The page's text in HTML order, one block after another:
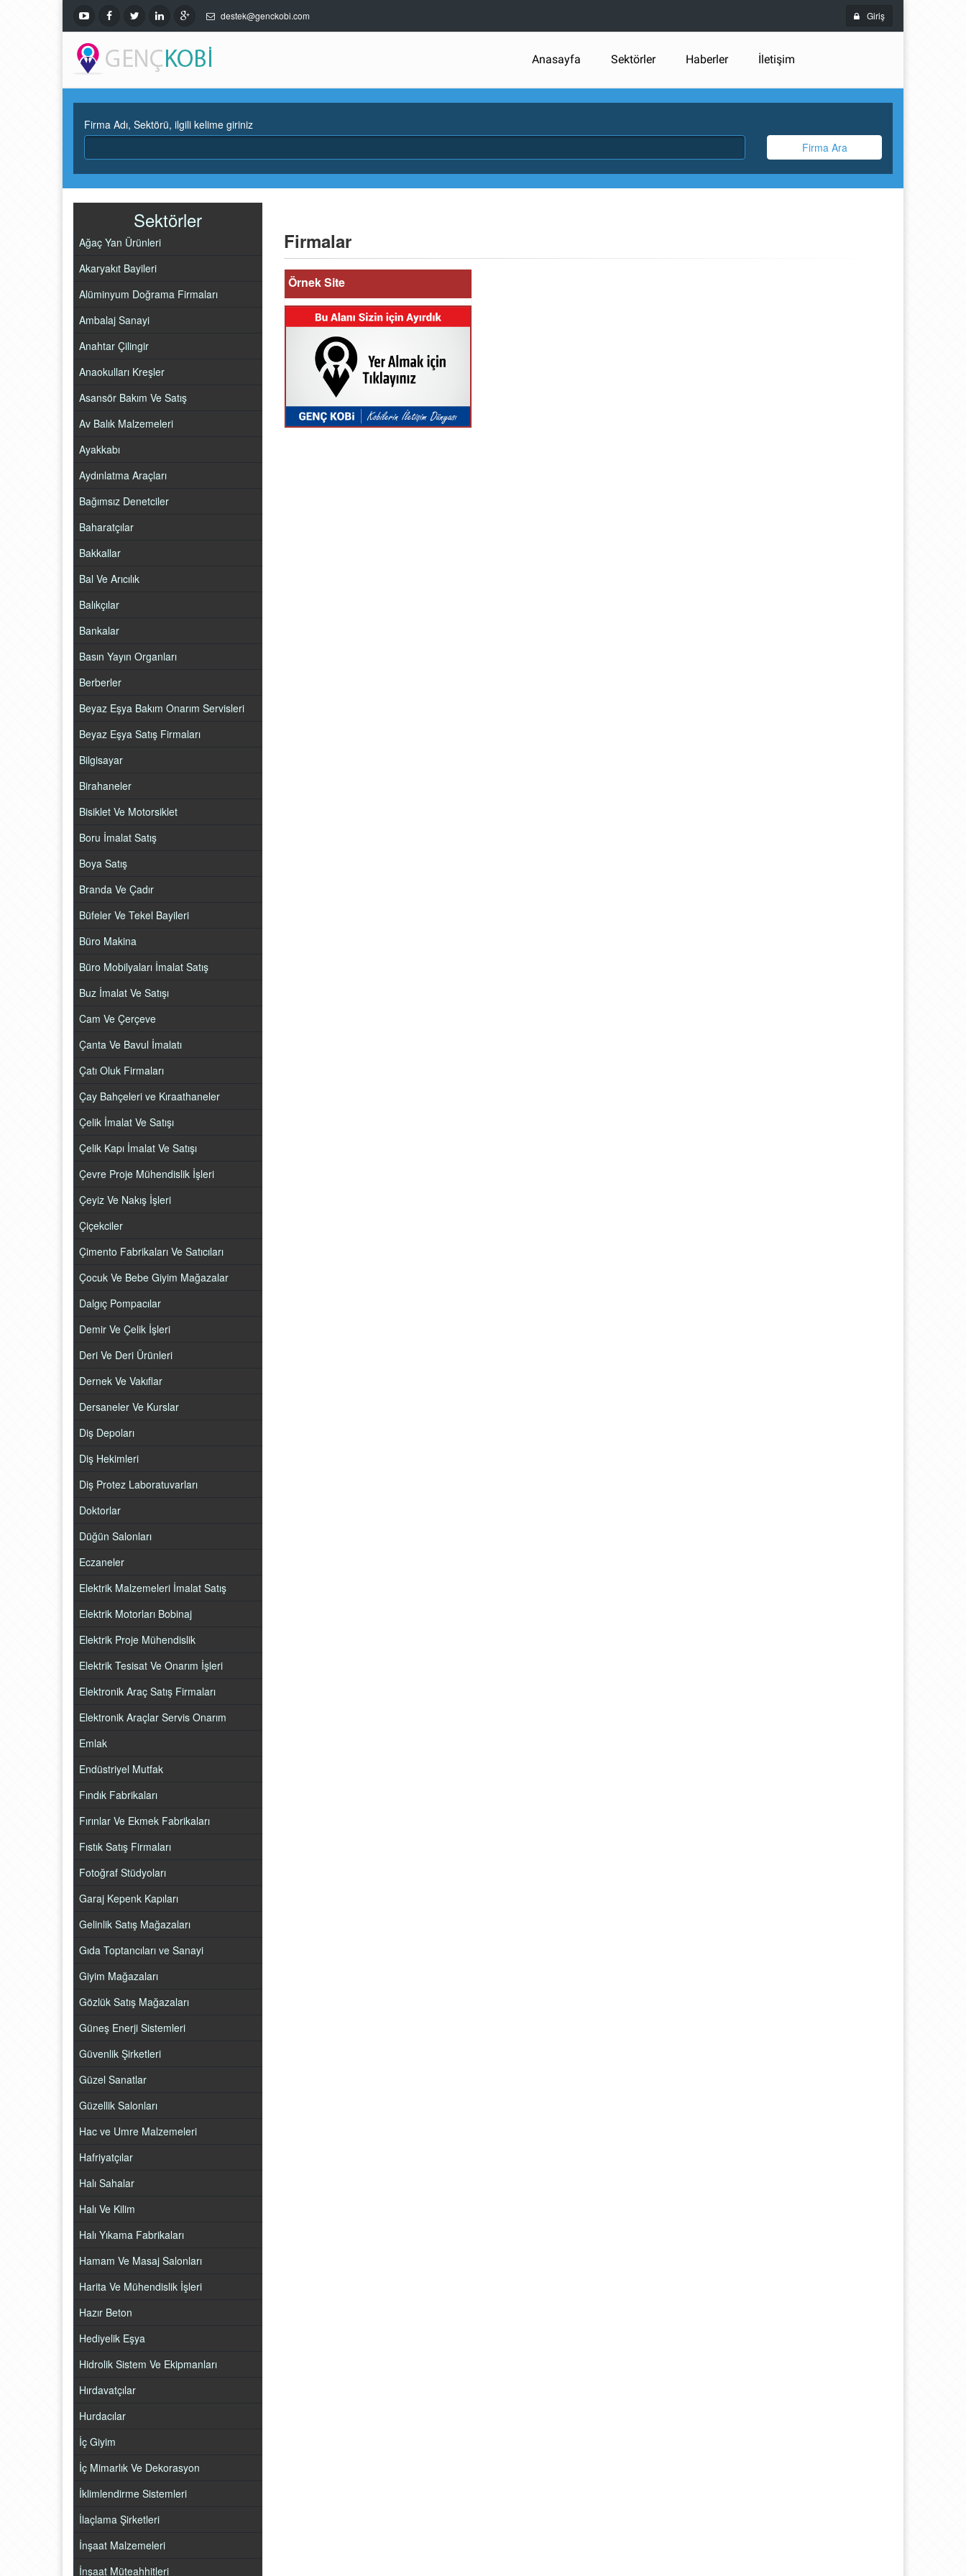
destek@genckobi.com Giriş
Anasayfa Sektörler Haberler İletişim
Firma Adı, Sektörü, ilgili kelime giriniz
Firma Ara
Sektörler
Ağaç Yan Ürünleri
Akaryakıt Bayileri
Alüminyum Doğrama Firmaları
Ambalaj Sanayi
Anahtar Çilingir
Anaokulları Kreşler
Asansör Bakım Ve Satış
Av Balık Malzemeleri
Ayakkabı
Aydınlatma Araçları
Bağımsız Denetciler
Baharatçılar
Bakkallar
Bal Ve Arıcılık
Balıkçılar
Bankalar
Basın Yayın Organları
Berberler
Beyaz Eşya Bakım Onarım Servisleri
Beyaz Eşya Satış Firmaları
Bilgisayar
Birahaneler
Bisiklet Ve Motorsiklet
Boru İmalat Satış
Boya Satış
Branda Ve Çadır
Büfeler Ve Tekel Bayileri
Büro Makina
Büro Mobilyaları İmalat Satış
Buz İmalat Ve Satışı
Cam Ve Çerçeve
Çanta Ve Bavul İmalatı
Çatı Oluk Firmaları
Çay Bahçeleri ve Kıraathaneler
Çelik İmalat Ve Satışı
Çelik Kapı İmalat Ve Satışı
Çevre Proje Mühendislik İşleri
Çeyiz Ve Nakış İşleri
Çiçekciler
Çimento Fabrikaları Ve Satıcıları
Çocuk Ve Bebe Giyim Mağazalar
Dalgıç Pompacılar
Demir Ve Çelik İşleri
Deri Ve Deri Ürünleri
Dernek Ve Vakıflar
Dersaneler Ve Kurslar
Diş Depoları
Diş Hekimleri
Diş Protez Laboratuvarları
Doktorlar
Düğün Salonları
Eczaneler
Elektrik Malzemeleri İmalat Satış
Elektrik Motorları Bobinaj
Elektrik Proje Mühendislik
Elektrik Tesisat Ve Onarım İşleri
Elektronik Araç Satış Firmaları
Elektronik Araçlar Servis Onarım
Emlak
Endüstriyel Mutfak
Fındık Fabrikaları
Fırınlar Ve Ekmek Fabrikaları
Fıstık Satış Firmaları
Fotoğraf Stüdyoları
Garaj Kepenk Kapıları
Gelinlik Satış Mağazaları
Gıda Toptancıları ve Sanayi
Giyim Mağazaları
Gözlük Satış Mağazaları
Güneş Enerji Sistemleri
Güvenlik Şirketleri
Güzel Sanatlar
Güzellik Salonları
Hac ve Umre Malzemeleri
Hafriyatçılar
Halı Sahalar
Halı Ve Kilim
Halı Yıkama Fabrikaları
Hamam Ve Masaj Salonları
Harita Ve Mühendislik İşleri
Hazır Beton
Hediyelik Eşya
Hidrolik Sistem Ve Ekipmanları
Hırdavatçılar
Hurdacılar
İç Giyim
İç Mimarlık Ve Dekorasyon
İklimlendirme Sistemleri
İlaçlama Şirketleri
İnşaat Malzemeleri
İnşaat Müteahhitleri
Firmalar
Örnek Site